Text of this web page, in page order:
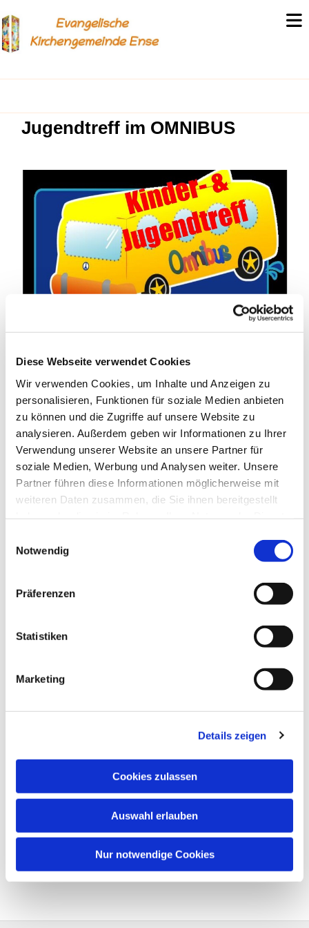
Diese Webseite verwendet Cookies
Wir verwenden Cookies, um Inhalte und Anzeigen zu
personalisieren, Funktionen für soziale Medien anbieten
zu können und die Zugriffe auf unsere Website zu
analysieren. Außerdem geben wir Informationen zu Ihrer
Verwendung unserer Website an unsere Partner für
soziale Medien, Werbung und Analysen weiter. Unsere
Partner führen diese Informationen möglicherweise mit
weiteren Daten zusammen, die Sie ihnen bereitgestellt
Notwendig
Präferenzen
Statistiken
Marketing
Details zeigen
Cookies zulassen
Auswahl erlauben
Nur notwendige Cookies
Jugendtreff im OMNIBUS
Samstag, 4. Dezember 2027, 18:00
Uhr